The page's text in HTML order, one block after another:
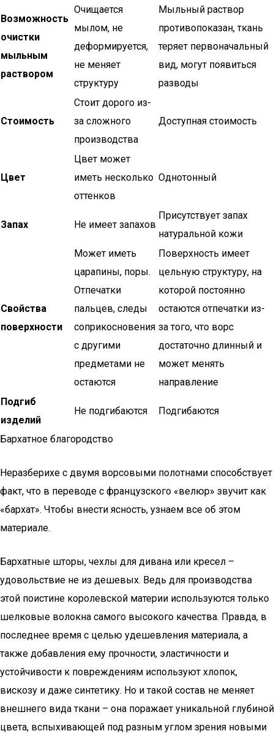
Возможность
очистки
мыльным
раствором
Очищается
мылом, не
деформируется,
не меняет
структуру
Мыльный раствор
противопоказан, ткань
теряет первоначальный
вид, могут появиться
разводы
Стоимость
Стоит дорого из-
за сложного
производства
Доступная стоимость
Цвет
Цвет может
иметь несколько
оттенков
Однотонный
Запах Не имеет запахов
Присутствует запах
натуральной кожи
Свойства
поверхности
Может иметь
царапины, поры.
Отпечатки
пальцев, следы
соприкосновения
с другими
предметами не
остаются
Поверхность имеет
цельную структуру, на
которой постоянно
остаются отпечатки из-
за того, что ворс
достаточно длинный и
может менять
направление
Подгиб
изделий
Не подгибаются Подгибаются
Бархатное благородство
Неразберихе с двумя ворсовыми полотнами способствует
факт, что в переводе с французского «велюр» звучит как
«бархат». Чтобы внести ясность, узнаем все об этом
материале.
Бархатные шторы, чехлы для дивана или кресел –
удовольствие не из дешевых. Ведь для производства
этой поистине королевской материи используются только
шелковые волокна самого высокого качества. Правда, в
последнее время с целью удешевления материала, а
также добавления ему прочности, эластичности и
устойчивости к повреждениям используют хлопок,
вискозу и даже синтетику. Но и такой состав не меняет
внешнего вида ткани – она поражает уникальной глубиной
цвета, вспыхивающей под разным углом зрения новыми